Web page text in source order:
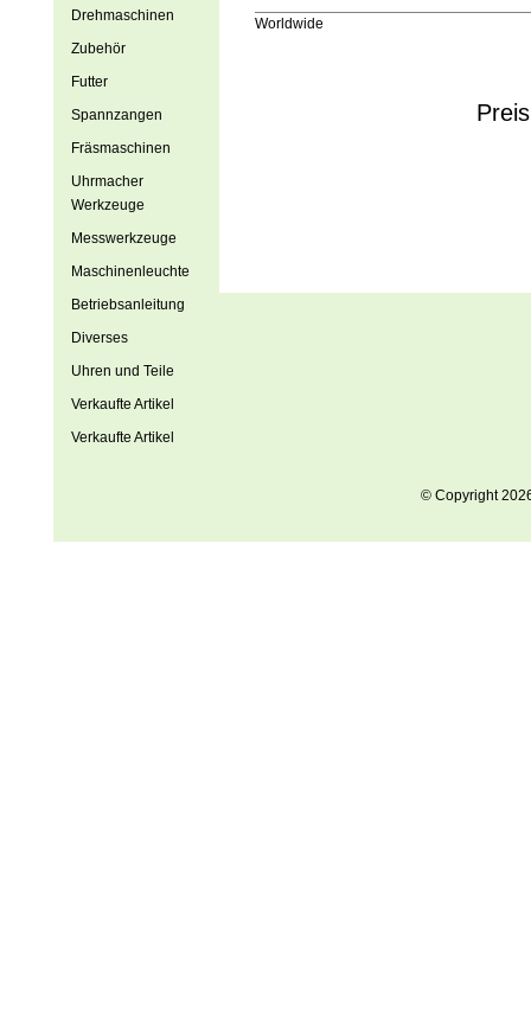
Worldwide
Drehmaschinen
Zubehör
Futter
Spannzangen
Fräsmaschinen
Uhrmacher
Werkzeuge
Messwerkzeuge
Maschinenleuchte
Betriebsanleitung
Diverses
Uhren und Teile
Verkaufte Artikel
Verkaufte Artikel
© Copyright